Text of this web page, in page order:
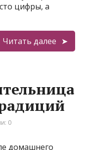
цифры, а
Читать далее
0
домашнего